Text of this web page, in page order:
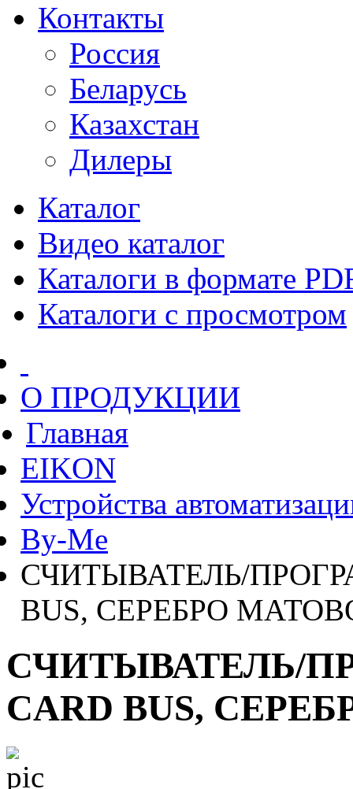
Контакты
Россия
Беларусь
Казахстан
Дилеры
Каталог
Видео каталог
Каталоги в формате
Каталоги с просмотром
О ПРОДУКЦИИ
Главная
EIKON
Устройства
By-Me
СЧИТЫВАТЕЛЬ/
BUS, СЕРЕБРО
СЧИТЫВАТЕЛЬ/
CARD BUS,